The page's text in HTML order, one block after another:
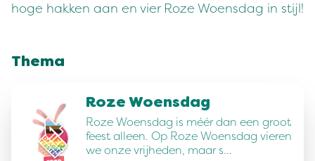
hoge hakken aan en vier Roze Woensdag in stijl!
Thema
Roze Woensdag
Roze Woensdag is méér dan een groot
feest alleen. Op Roze Woensdag vieren
we onze vrijheden, maar s…